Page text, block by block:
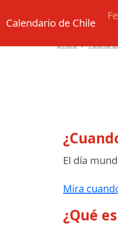
Calendario de Chile
Inicio Fecha
El día
Mira
¿Qué